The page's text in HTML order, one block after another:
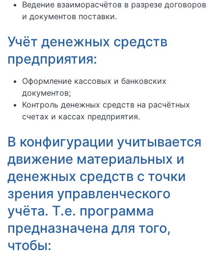
Ведение взаиморасчётов в разрезе договоров
и документов поставки.
Учёт денежных средств
предприятия:
Оформление кассовых и банковских
документов;
Контроль денежных средств на расчётных
счетах и кассах предприятия.
В конфигурации учитывается
движение материальных и
денежных средств с точки
зрения управленческого
учёта. Т.е. программа
предназначена для того,
чтобы: